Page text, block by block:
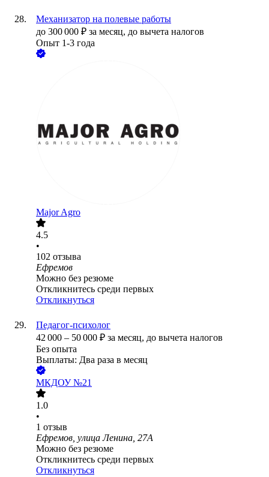
Механизатор на полевые работы
до 300 000 ₽ за месяц, до вычета налогов
Опыт 1-3 года
Major Agro
4.5
•
102 отзыва
Ефремов
Можно без резюме
Откликнитесь среди первых
Откликнуться
Педагог-психолог
42 000 – 50 000 ₽ за месяц, до вычета налогов
Без опыта
Выплаты: Два раза в месяц
МКДОУ №21
1.0
•
1 отзыв
Ефремов, улица Ленина, 27А
Можно без резюме
Откликнитесь среди первых
Откликнуться